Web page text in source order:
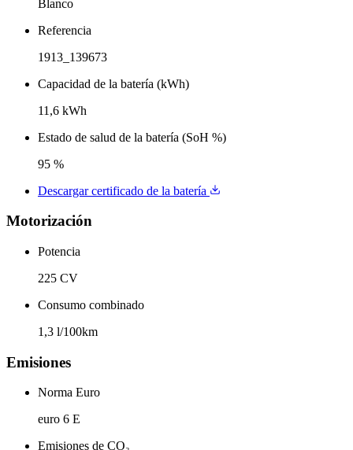
Blanco
Referencia
1913_139673
Capacidad de la batería (kWh)
11,6 kWh
Estado de salud de la batería (SoH %)
95 %
Descargar certificado de la batería
Motorización
Potencia
225 CV
Consumo combinado
1,3 l/100km
Emisiones
Norma Euro
euro 6 E
Emisiones de CO₂